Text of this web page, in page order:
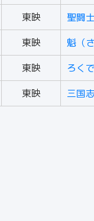
東映 聖闘
東映 魁（
東映 ろく
東映 三国